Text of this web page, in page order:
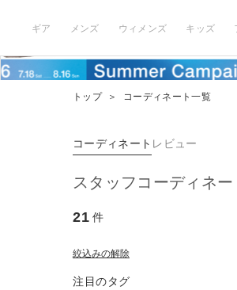
ギア メンズ ウィメンズ キッズ
トップ ＞ コーディネート一覧
コーディネート レビュー
スタッフコーディネー
21 件
絞込みの解除
注目のタグ